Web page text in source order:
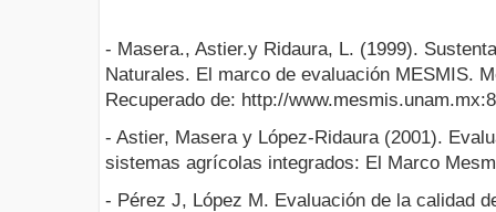
- Masera., Astier.y Ridaura, L. (1999).
Naturales. El marco de evaluación MESMIS.
Recuperado de: http://
- Astier, Masera y López-Ridaura (2001).
sistemas agrícolas integrados: El Marco
- Pérez J, López M. Evaluación de la calidad